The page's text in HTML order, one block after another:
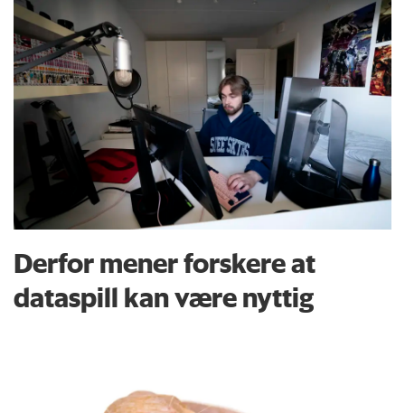
Derfor mener forskere at
dataspill kan være nyttig